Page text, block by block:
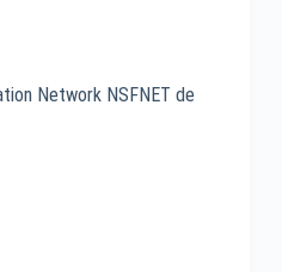
Network NSFNET de